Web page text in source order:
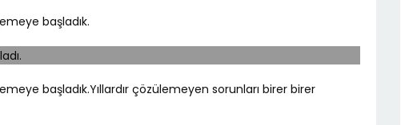
başladık.
başladık.Yıllardır çözülemeyen sorunları birer birer